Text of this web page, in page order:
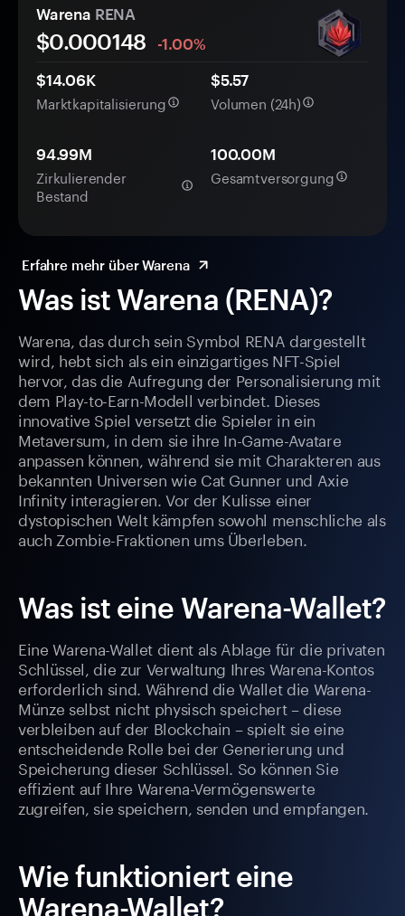
Was ist Warena (RENA)?
Warena, das durch sein Symbol RENA dargestellt
wird, hebt sich als ein einzigartiges NFT-Spiel
hervor, das die Aufregung der Personalisierung mit
dem Play-to-Earn-Modell verbindet. Dieses
innovative Spiel versetzt die Spieler in ein
Metaversum, in dem sie ihre In-Game-Avatare
anpassen können, während sie mit Charakteren aus
bekannten Universen wie Cat Gunner und Axie
Infinity interagieren. Vor der Kulisse einer
dystopischen Welt kämpfen sowohl menschliche als
auch Zombie-Fraktionen ums Überleben.
Was ist eine Warena-Wallet?
Eine Warena-Wallet dient als Ablage für die privaten
Schlüssel, die zur Verwaltung Ihres Warena-Kontos
erforderlich sind. Während die Wallet die Warena-
Münze selbst nicht physisch speichert – diese
verbleiben auf der Blockchain – spielt sie eine
entscheidende Rolle bei der Generierung und
Speicherung dieser Schlüssel. So können Sie
effizient auf Ihre Warena-Vermögenswerte
zugreifen, sie speichern, senden und empfangen.
Wie funktioniert eine
Warena-Wallet?
Warena RENA
$0.000148
-1.00%
$14.06K
Marktkapitalisierung
$5.57
Volumen (24h)
94.99M
Zirkulierender
Bestand
100.00M
Gesamtversorgung
Erfahre mehr über Warena